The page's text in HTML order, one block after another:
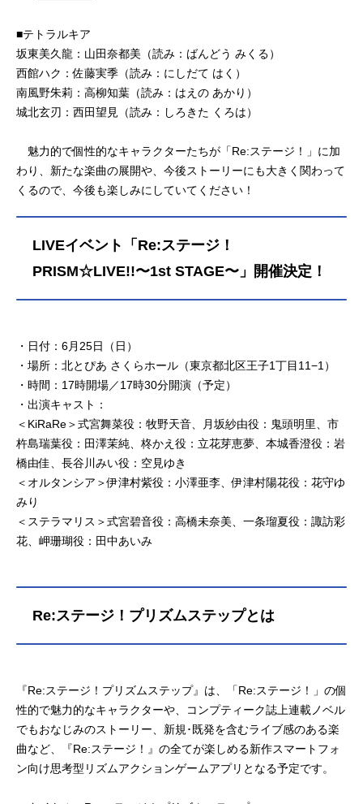
■テトラルキア
坂東美久龍：山田奈都美（読み：ばんどう みくる）
西館ハク：佐藤実季（読み：にしだて はく）
南風野朱莉：高柳知葉（読み：はえの あかり）
城北玄刃：西田望見（読み：しろきた くろは）
魅力的で個性的なキャラクターたちが「Re:ステージ！」に加
わり、新たな楽曲の展開や、今後ストーリーにも大きく関わって
くるので、今後も楽しみにしていてください！
LIVEイベント「Re:ステージ！
PRISM☆LIVE!!〜1st STAGE〜」開催決定！
・日付：6月25日（日）
・場所：北とぴあ さくらホール（東京都北区王子1丁目11−1）
・時間：17時開場／17時30分開演（予定）
・出演キャスト：
＜KiRaRe＞式宮舞菜役：牧野天音、月坂紗由役：鬼頭明里、市
杵島瑞葉役：田澤茉純、柊かえ役：立花芽恵夢、本城香澄役：岩
橋由佳、長谷川みい役：空見ゆき
＜オルタンシア＞伊津村紫役：小澤亜李、伊津村陽花役：花守ゆ
みり
＜ステラマリス＞式宮碧音役：高橋未奈美、一条瑠夏役：諏訪彩
花、岬珊瑚役：田中あいみ
Re:ステージ！プリズムステップとは
『Re:ステージ！プリズムステップ』は、「Re:ステージ！」の個
性的で魅力的なキャラクターや、コンプティーク誌上連載ノベル
でもおなじみのストーリー、新規･既発を含むライブ感のある楽
曲など、『Re:ステージ！』の全てが楽しめる新作スマートフォ
ン向け思考型リズムアクションゲームアプリとなる予定です。